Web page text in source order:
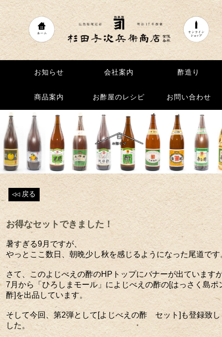
お知らせ 会社案内 酢造り
商品案内 お酢屋のレシピ お問い合わせ
お知らせ 会社案内 酢造り
商品案内 お酢屋のレシピ お問い合わせ
◁◁戻る
お得なセットできました！
暑すぎる9月ですが、
やっとここ数日、朝晩少し秋を感じるようになった尾道です
さて、このよじべえの酢のHPトップにバナーが出ています
7月から「ひろしまモール」によじべえの酢の[はっさく島ポ
酢]を出品しています。
そして今回、第2弾として[よじべえの酢 セット]も登録致し
した。